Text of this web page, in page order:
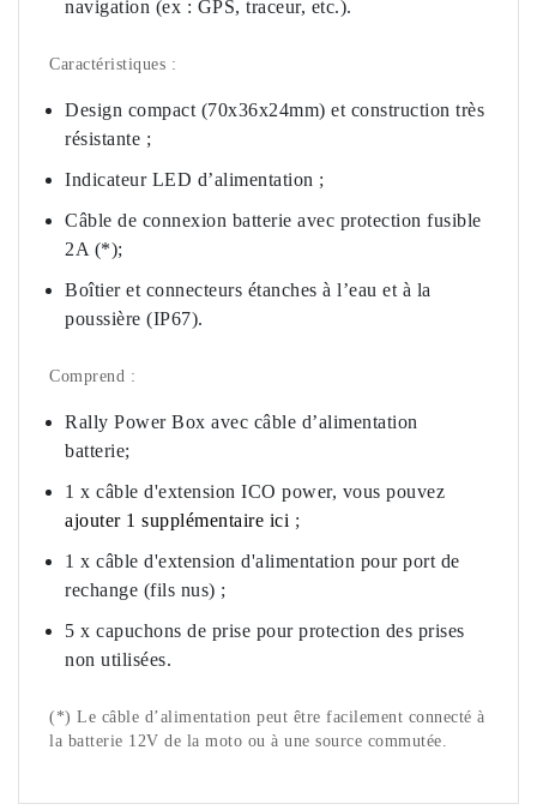
navigation (ex : GPS, traceur, etc.).
Caractéristiques :
Design compact (70x36x24mm) et construction très
résistante ;
Indicateur LED d’alimentation ;
Câble de connexion batterie avec protection fusible
2A (*);
Boîtier et connecteurs étanches à l’eau et à la
poussière (IP67).
Comprend :
Rally Power Box avec câble d’alimentation
batterie;
1 x câble d'extension ICO power, vous pouvez
ajouter 1 supplémentaire ici ;
1 x câble d'extension d'alimentation pour port de
rechange (fils nus) ;
5 x capuchons de prise pour protection des prises
non utilisées.
(*) Le câble d’alimentation peut être facilement connecté à
la batterie 12V de la moto ou à une source commutée.